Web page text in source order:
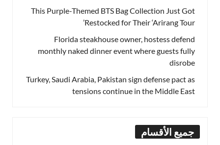
This Purple-Themed BTS Bag Collection Just Got
Restocked for Their ‘Arirang Tour’
Florida steakhouse owner, hostess defend
monthly naked dinner event where guests fully
disrobe
Turkey, Saudi Arabia, Pakistan sign defense pact as
tensions continue in the Middle East
جميع الأقسام